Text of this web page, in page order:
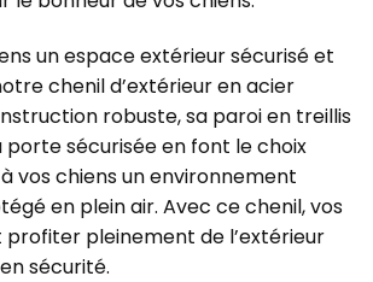
un espace extérieur sécurisé et
chenil d’extérieur en acier
robuste, sa paroi en treillis
porte sécurisée en font le choix
vos chiens un environnement
en plein air. Avec ce chenil, vos
pleinement de l’extérieur
sécurité.